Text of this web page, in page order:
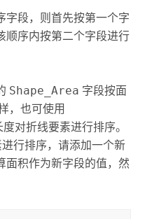
字段，则首先按第一个字
顺序内按第二个字段进行
Shape_Area 字段按面
，也可使用
对折线要素进行排序。
行排序，请添加一个新
面积作为新字段的值，然